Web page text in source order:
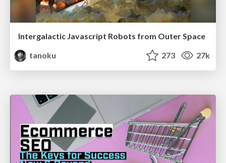
Intergalactic Javascript Robots from Outer Space
tanoku
273 27k